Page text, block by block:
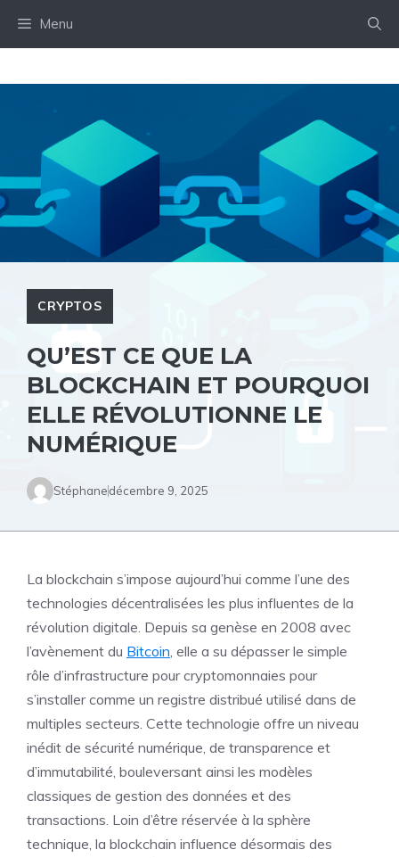
Menu
CRYPTOS
QU’EST CE QUE LA
BLOCKCHAIN ET POURQUOI
ELLE RÉVOLUTIONNE LE
NUMÉRIQUE
Stéphanedécembre 9, 2025
La blockchain s’impose aujourd’hui comme l’une des
technologies décentralisées les plus influentes de la
révolution digitale. Depuis sa genèse en 2008 avec
l’avènement du Bitcoin, elle a su dépasser le simple
rôle d’infrastructure pour cryptomonnaies pour
s’installer comme un registre distribué utilisé dans de
multiples secteurs. Cette technologie offre un niveau
inédit de sécurité numérique, de transparence et
d’immutabilité, bouleversant ainsi les modèles
classiques de gestion des données et des
transactions. Loin d’être réservée à la sphère
technique, la blockchain influence désormais des